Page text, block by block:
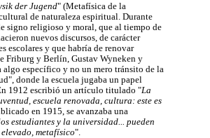
der Jugend" (Metafísica de la
de naturaleza espiritual. Durante
signo religioso y moral, que al tiempo de
nuevos discursos, de carácter
escolares y que habría de renovar
Friburg y Berlín, Gustav Wyneken y
específico y no un mero tránsito de la
donde la escuela jugaba un papel
1912 escribió un artículo titulado "La
escuela renovada, cultura: este es
en 1915, se avanzaba una
estudiantes y la universidad... pueden
metafísico".